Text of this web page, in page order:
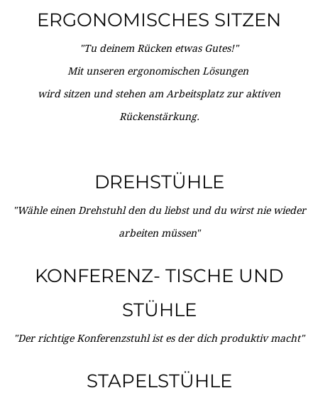
ERGONOMISCHES SITZEN
"Tu deinem Rücken etwas Gutes!"
Mit unseren ergonomischen Lösungen
wird sitzen und stehen am Arbeitsplatz zur aktiven
Rückenstärkung.
DREHSTÜHLE
"Wähle einen Drehstuhl den du liebst und du wirst nie wieder
arbeiten müssen"
KONFERENZ- TISCHE UND
STÜHLE
"Der richtige Konferenzstuhl ist es der dich produktiv macht"
STAPELSTÜHLE